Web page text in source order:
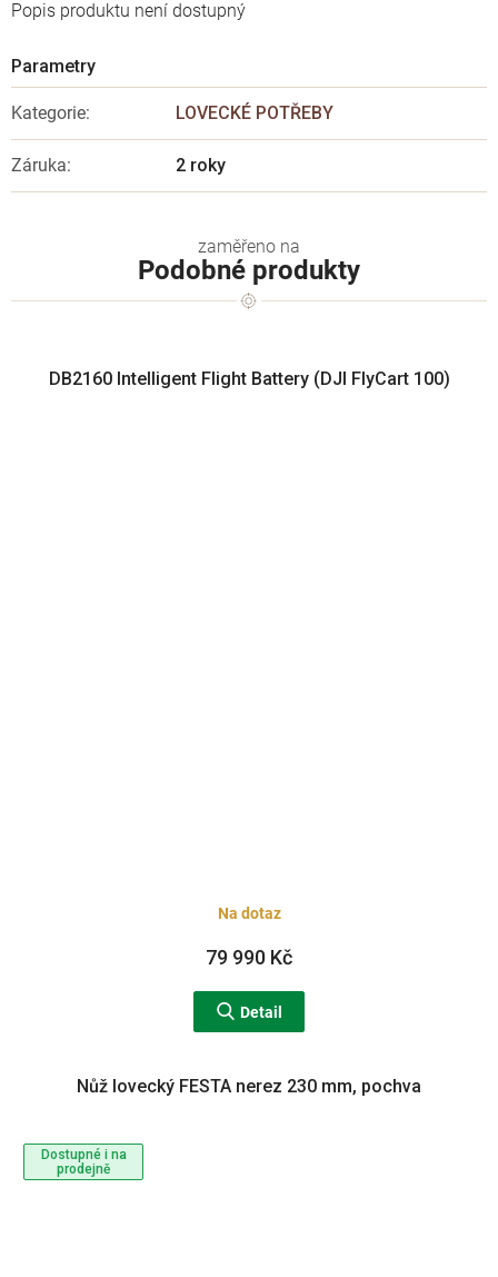
Popis produktu není dostupný
Kategorie: LOVECKÉ POTŘEBY
Záruka: 2 roky
Podobné produkty
DB2160 Intelligent Flight Battery (DJI FlyCart 100)
Na dotaz
79 990 Kč
Detail
Dostupné i na
prodejně
Nůž lovecký FESTA nerez 230 mm, pochva